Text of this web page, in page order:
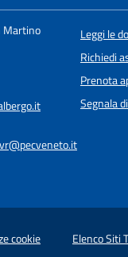
Martino
Leggi le
Richiedi
Prenota
Segnala
cookie Elenco Siti